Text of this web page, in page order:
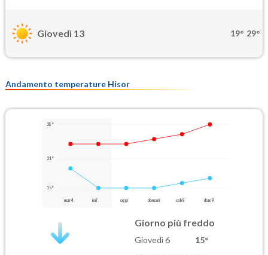
Giovedì 13 19° 29°
Andamento temperature Hisor
28°
21°
15°
mar 4 ieri oggi domani sab 8 dom 9
Giorno più freddo
Giovedì 6 15°